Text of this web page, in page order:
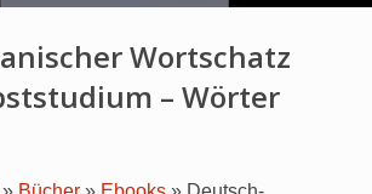
Wortschatz
– Wörter